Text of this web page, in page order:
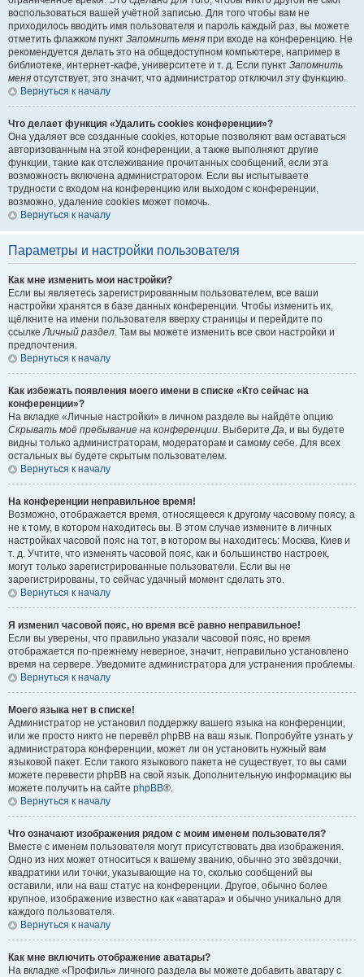
воспользоваться вашей учётной записью. Для того чтобы вам не
приходилось вводить имя пользователя и пароль каждый раз, вы можете
отметить флажком пункт Запомнить меня при входе на конференцию. Не
рекомендуется делать это на общедоступном компьютере, например в
библиотеке, интернет-кафе, университете и т. д. Если пункт Запомнить
меня отсутствует, это значит, что администратор отключил эту функцию.
Вернуться к началу
Что делает функция «Удалить cookies конференции»?
Она удаляет все созданные cookies, которые позволяют вам оставаться
авторизованным на этой конференции, а также выполняют другие
функции, такие как отслеживание прочитанных сообщений, если эта
возможность включена администратором. Если вы испытываете
трудности с входом на конференцию или выходом с конференции,
возможно, удаление cookies может помочь.
Вернуться к началу
Параметры и настройки пользователя
Как мне изменить мои настройки?
Если вы являетесь зарегистрированным пользователем, все ваши
настройки хранятся в базе данных конференции. Чтобы изменить их,
щёлкните на имени пользователя вверху страницы и перейдите по
ссылкеЛичный раздел. Там вы можете изменить все свои настройки и
предпочтения.
Вернуться к началу
Как избежать появления моего имени в списке «Кто сейчас на
конференции»?
На вкладке «Личные настройки» в личном разделе вы найдёте опцию
Скрывать моё пребывание на конференции. ВыберитеДа, и вы будете
видны только администраторам, модераторам и самому себе. Для всех
остальных вы будете скрытым пользователем.
Вернуться к началу
На конференции неправильное время!
Возможно, отображается время, относящееся к другому часовому поясу, а
не к тому, в котором находитесь вы. В этом случае измените в личных
настройках часовой пояс на тот, в котором вы находитесь: Москва, Киев и
т. д. Учтите, что изменять часовой пояс, как и большинство настроек,
могут только зарегистрированные пользователи. Если вы не
зарегистрированы, то сейчас удачный момент сделать это.
Вернуться к началу
Я изменил часовой пояс, но время всё равно неправильное!
Если вы уверены, что правильно указали часовой пояс, но время
отображается по-прежнему неверное, значит, неправильно установлено
время на сервере. Уведомите администратора для устранения проблемы.
Вернуться к началу
Моего языка нет в списке!
Администратор не установил поддержку вашего языка на конференции,
или же просто никто не перевёл phpBB на ваш язык. Попробуйте узнать у
администратора конференции, может ли он установить нужный вам
языковой пакет. Если такого языкового пакета не существует, то вы сами
можете перевести phpBB на свой язык. Дополнительную информацию вы
можете получить на сайте phpBB®.
Вернуться к началу
Что означают изображения рядом с моим именем пользователя?
Вместе с именем пользователя могут присутствовать два изображения.
Одно из них может относиться к вашему званию, обычно это звёздочки,
квадратики или точки, указывающие на то, сколько сообщений вы
оставили, или на ваш статус на конференции. Другое, обычно более
крупное, изображение известно как «аватара» и обычно уникально для
каждого пользователя.
Вернуться к началу
Как мне включить отображение аватары?
На вкладке «Профиль» личного раздела вы можете добавить аватару с